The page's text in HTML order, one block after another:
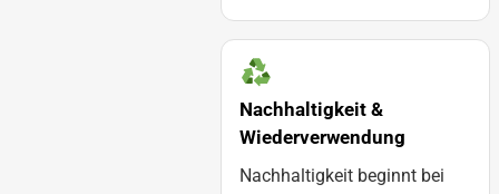
Nachhaltigkeit &
Wiederverwendung
Nachhaltigkeit beginnt bei